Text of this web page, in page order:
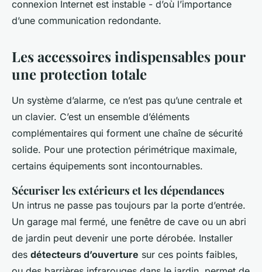
connexion Internet est instable - d’où l’importance
d’une communication redondante.
Les accessoires indispensables pour
une protection totale
Un système d’alarme, ce n’est pas qu’une centrale et
un clavier. C’est un ensemble d’éléments
complémentaires qui forment une chaîne de sécurité
solide. Pour une protection périmétrique maximale,
certains équipements sont incontournables.
Sécuriser les extérieurs et les dépendances
Un intrus ne passe pas toujours par la porte d’entrée.
Un garage mal fermé, une fenêtre de cave ou un abri
de jardin peut devenir une porte dérobée. Installer
des détecteurs d’ouverture sur ces points faibles,